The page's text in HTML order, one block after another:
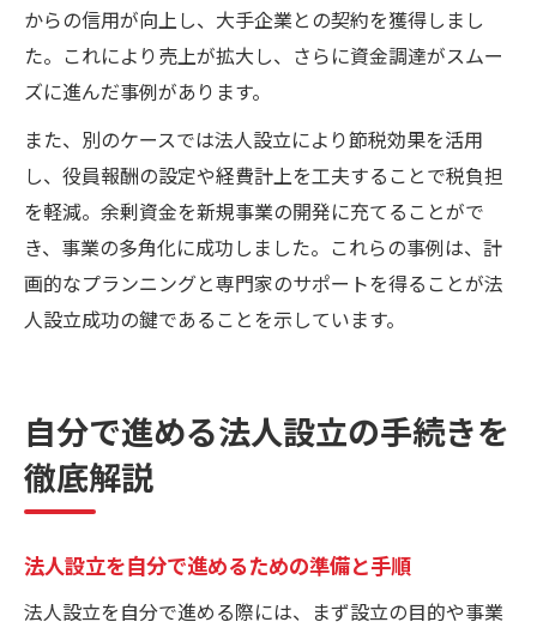
からの信用が向上し、大手企業との契約を獲得しまし
た。これにより売上が拡大し、さらに資金調達がスムー
ズに進んだ事例があります。
また、別のケースでは法人設立により節税効果を活用
し、役員報酬の設定や経費計上を工夫することで税負担
を軽減。余剰資金を新規事業の開発に充てることがで
き、事業の多角化に成功しました。これらの事例は、計
画的なプランニングと専門家のサポートを得ることが法
人設立成功の鍵であることを示しています。
自分で進める法人設立の手続きを
徹底解説
法人設立を自分で進めるための準備と手順
法人設立を自分で進める際には、まず設立の目的や事業